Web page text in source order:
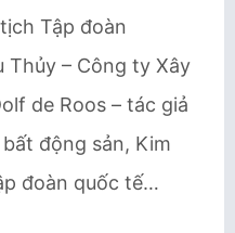
Tập đoàn
Thủy – Công ty Xây
de Roos – tác giả
động sản, Kim
đoàn quốc tế…